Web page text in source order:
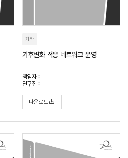
기타
기후변화 적응 네트워크 운영
책임자 :
연구진 :
다운로드